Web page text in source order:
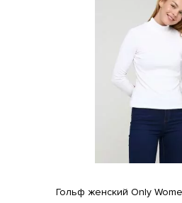
Гольф женский Only